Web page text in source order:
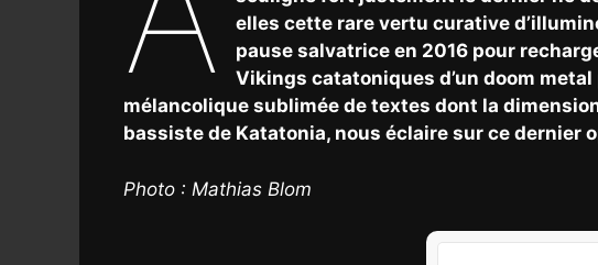
elles cette rare vertu curative
pause salvatrice en 2016 pour
Vikings catatoniques d’un doom
mélancolique sublimée de textes dont la
bassiste de Katatonia, nous éclaire sur ce dernier
Photo : Mathias Blom